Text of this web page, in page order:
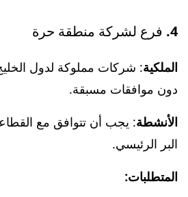
4. فرع لشركة منطقة حرة
الملكية: شركات مملوكة لدول
دون موافقات مسبقة.
الأنشطة: يجب أن تتوافق مع
البر الرئيسي.
المتطلبات: